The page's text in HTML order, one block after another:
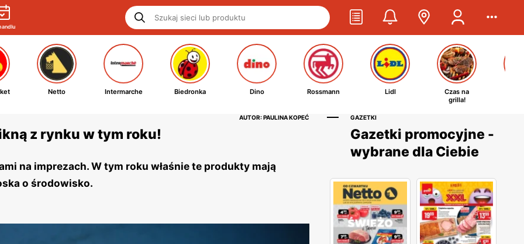
Netto Intermarche Biedronka Dino Rossmann Lidl
Czas na
grilla!
AUTOR: PAULINA KOPEĆ
z rynku w tym roku!
na imprezach. W tym roku właśnie te produkty mają
o środowisko.
GAZETKI
Gazetki promocyjne -
wybrane dla Ciebie